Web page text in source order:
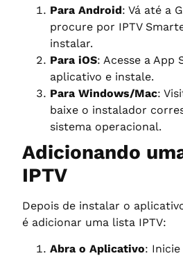
Para Android: Vá até a
procure por IPTV
instalar.
Para iOS: Acesse a App
aplicativo e instale.
Para Windows/Mac:
baixe o instalador
sistema operacional.
Adicionando
IPTV
Depois de instalar o
é adicionar uma lista IPTV:
Abra o Aplicativo: Inicie